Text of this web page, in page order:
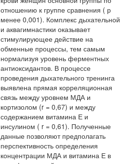
отношению к группе сравнения ( р
менее 0,001). Комплекс дыхательной
и аквагимнастики оказывает
стимулирующее действие на
обменные процессы, тем самым
нормализуя уровень ферментных
антиоксидантов. В процессе
проведения дыхательного тренинга
выявлена прямая корреляционная
связь между уровнем МДА и
кортизолом (r = 0,67) и между
содержанием витамина Е и
инсулином ( r = 0,61). Полученные
данные позволяют предполагать
перспективность определения
концентрации МДА и витамина Е в